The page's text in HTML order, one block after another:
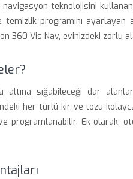
teknolojisini
temizlik programını
360 Vis Nav, evinizdeki zorlu
sığabileceği dar
her türlü kir ve tozu
programlanabilir. Ek olarak,